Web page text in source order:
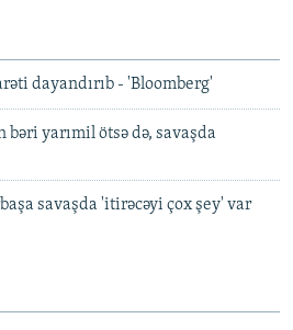
dayandırıb - 'Bloomberg'
bəri yarımil ötsə də, savaşda
savaşda 'itirəcəyi çox şey' var